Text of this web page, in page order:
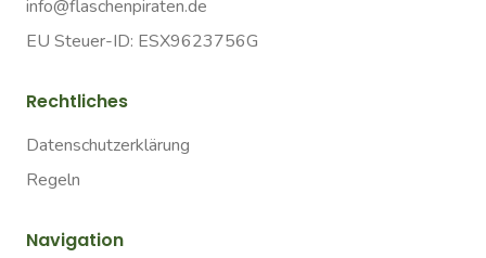
info@flaschenpiraten.de
EU Steuer-ID: ESX9623756G
Rechtliches
Datenschutzerklärung
Regeln
Navigation